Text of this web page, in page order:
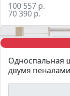
100 557 р.
70 390 р.
Односпальная
двумя пеналами